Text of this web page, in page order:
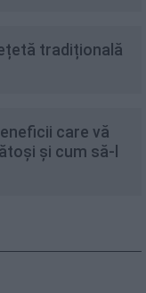
tradițională
care vă
și cum să-l